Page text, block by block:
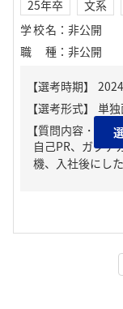
25年卒 文系
学校名 ： 非公開
職種 ： 非公開
【質問内容・課題
自己PR、ガクチ
機、入社後にし